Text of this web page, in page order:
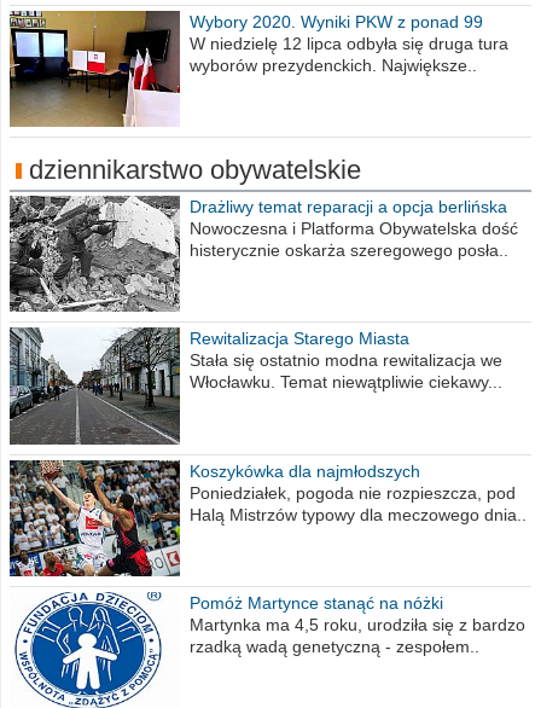
Wybory 2020. Wyniki PKW z ponad 99
procent obwodów
W niedzielę 12 lipca odbyła się druga tura
wyborów prezydenckich. Największe..
dziennikarstwo obywatelskie
Drażliwy temat reparacji a opcja berlińska
Nowoczesna i Platforma Obywatelska dość
histerycznie oskarża szeregowego posła..
Rewitalizacja Starego Miasta
Stała się ostatnio modna rewitalizacja we
Włocławku. Temat niewątpliwie ciekawy...
Koszykówka dla najmłodszych
Poniedziałek, pogoda nie rozpieszcza, pod
Halą Mistrzów typowy dla meczowego dnia..
Pomóż Martynce stanąć na nóżki
Martynka ma 4,5 roku, urodziła się z bardzo
rzadką wadą genetyczną - zespołem..